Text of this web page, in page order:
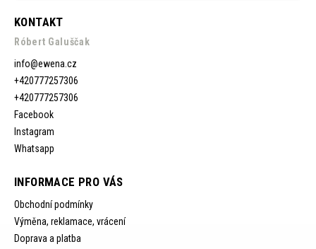
KONTAKT
Róbert Galuščak
info@ewena.cz
+420777257306
+420777257306
Facebook
Instagram
Whatsapp
INFORMACE PRO VÁS
Obchodní podmínky
Výměna, reklamace, vrácení
Doprava a platba